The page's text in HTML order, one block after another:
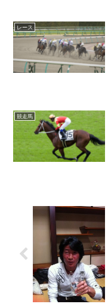
レース
競走馬